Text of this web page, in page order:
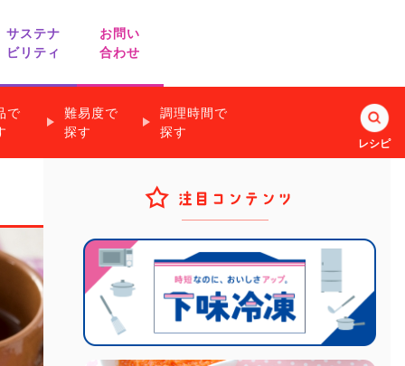
リード
フリージングテクニック
キッチンアイデア
サステナ
ビリティ
お問い
合わせ
業務用商品の
で
難易度で
探す
調理時間で
探す
レシピ